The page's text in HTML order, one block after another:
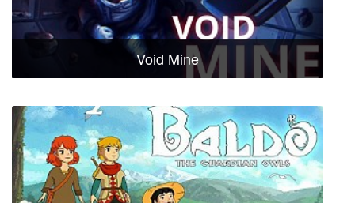
Void Mine